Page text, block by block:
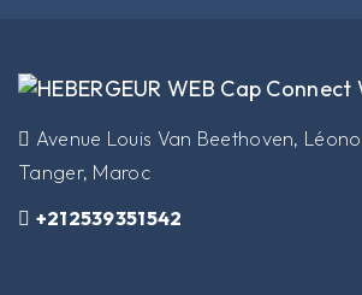
​Avenue Louis Van Beethoven,
Tanger, Maroc
+212539351542